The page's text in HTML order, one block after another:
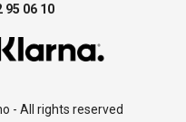
95 06 10
- All rights reserved